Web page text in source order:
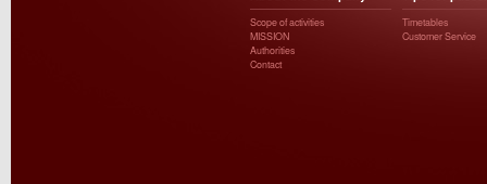
Scope of activities
MISSION
Authorities
Contact
Timetables
Customer Service